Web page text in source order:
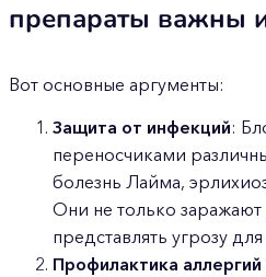
препараты важны
Вот основные аргументы:
Защита от инфекций:
переносчиками
болезнь Лайма,
Они не только
представлять угрозу
Профилактика